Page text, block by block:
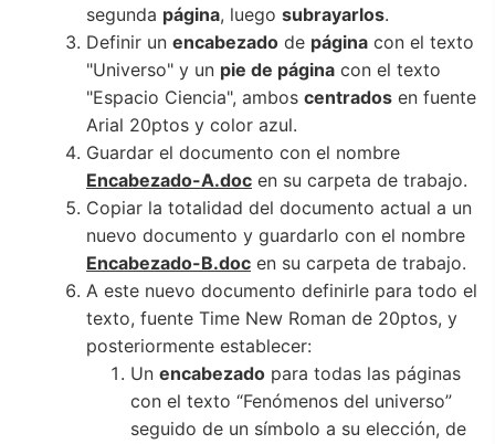
segunda página, luego subrayarlos.
Definir un encabezado de página con el texto
"Universo" y un pie de página con el texto
"Espacio Ciencia", ambos centrados en fuente
Arial 20ptos y color azul.
Guardar el documento con el nombre
Encabezado-A.doc en su carpeta de trabajo.
Copiar la totalidad del documento actual a un
nuevo documento y guardarlo con el nombre
Encabezado-B.doc en su carpeta de trabajo.
A este nuevo documento definirle para todo el
texto, fuente Time New Roman de 20ptos, y
posteriormente establecer:
Un encabezado para todas las páginas
con el texto “Fenómenos del universo”
seguido de un símbolo a su elección, de